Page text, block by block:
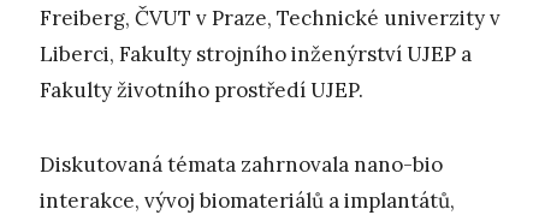
Freiberg, ČVUT v Praze, Technické univerzity v
Liberci, Fakulty strojního inženýrství UJEP a
Fakulty životního prostředí UJEP.
Diskutovaná témata zahrnovala nano-bio
interakce, vývoj biomateriálů a implantátů,